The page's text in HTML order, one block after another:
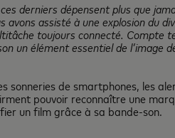
derniers dépensent plus que
avons assisté à une explosion du
toujours connecté.
un élément essentiel de l’image
sonneries de smartphones, les
pouvoir reconnaître une
un film grâce à sa bande-son.